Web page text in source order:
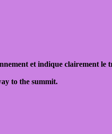
et indique clairement le
to the summit.